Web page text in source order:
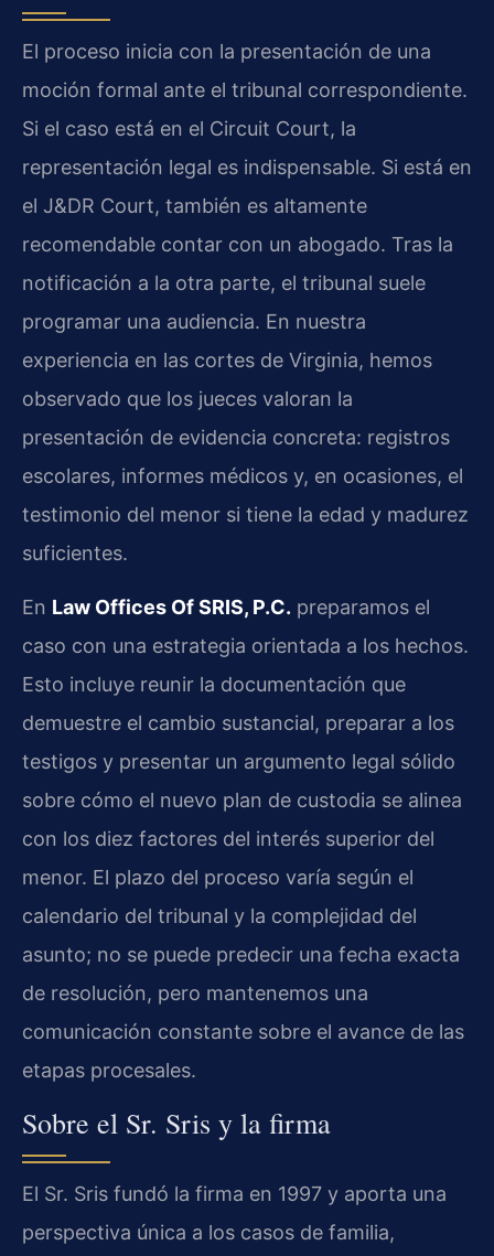
El proceso inicia con la presentación de una
moción formal ante el tribunal correspondiente.
Si el caso está en el Circuit Court, la
representación legal es indispensable. Si está en
el J&DR Court, también es altamente
recomendable contar con un abogado. Tras la
notificación a la otra parte, el tribunal suele
programar una audiencia. En nuestra
experiencia en las cortes de Virginia, hemos
observado que los jueces valoran la
presentación de evidencia concreta: registros
escolares, informes médicos y, en ocasiones, el
testimonio del menor si tiene la edad y madurez
suficientes.
En Law Offices Of SRIS, P.C. preparamos el
caso con una estrategia orientada a los hechos.
Esto incluye reunir la documentación que
demuestre el cambio sustancial, preparar a los
testigos y presentar un argumento legal sólido
sobre cómo el nuevo plan de custodia se alinea
con los diez factores del interés superior del
menor. El plazo del proceso varía según el
calendario del tribunal y la complejidad del
asunto; no se puede predecir una fecha exacta
de resolución, pero mantenemos una
comunicación constante sobre el avance de las
etapas procesales.
Sobre el Sr. Sris y la firma
El Sr. Sris fundó la firma en 1997 y aporta una
perspectiva única a los casos de familia,